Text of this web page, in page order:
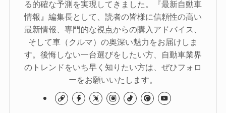
る的確な予測を実現してきました。『最新自動車
情報』編集長として、読者の皆様に信頼性の高い
最新情報、専門的な視点からの購入アドバイス、
そして車（クルマ）の奥深い魅力をお届けしま
す。後悔しない一台選びをしたい方、自動車業界
のトレンドをいち早く知りたい方は、ぜひフォロ
ーをお願いいたします。